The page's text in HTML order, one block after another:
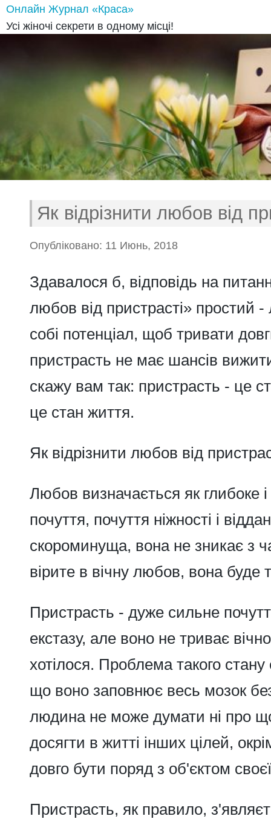
Онлайн Журнал «Краса»
Усі жіночі секрети в одному місці!
Як відрізнити любов від
Опубліковано: 11 Июнь, 2018
Здавалося б, відповідь на
любов від пристрасті» простий -
собі потенціал, щоб тривати
пристрасть не має шансів
скажу вам так: пристрасть - це
це стан життя.
Як відрізнити любов від
Любов визначається як глибоке
почуття, почуття ніжності і
скороминуща, вона не зникає з
вірите в вічну любов, вона буде
Пристрасть - дуже сильне
екстазу, але воно не триває
хотілося. Проблема такого стану
що воно заповнює весь мозок
людина не може думати ні про
досягти в житті інших цілей,
довго бути поряд з об'єктом
Пристрасть, як правило,